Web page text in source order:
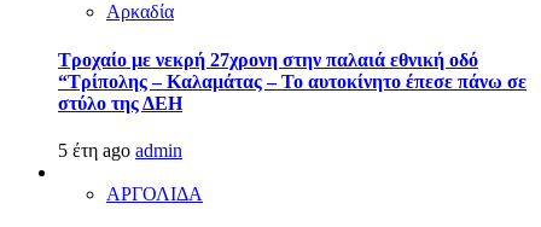
Αρκαδία
Τροχαίο με νεκρή 27χρονη στην παλαιά εθνική οδό
“Τρίπολης – Καλαμάτας – Το αυτοκίνητο έπεσε πάνω σε
στύλο της ΔΕΗ
5 έτη ago admin
ΑΡΓΟΛΙΔΑ